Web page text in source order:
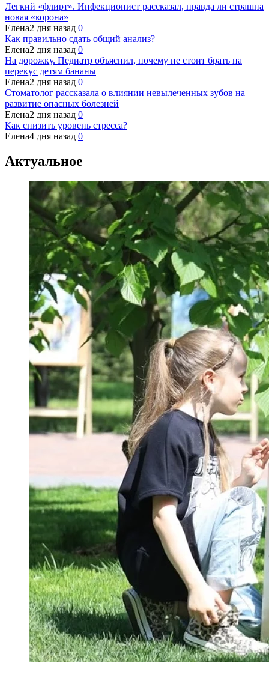
Легкий «флирт». Инфекционист рассказал, правда ли страшна
новая «корона»
Елена2 дня назад 0
Как правильно сдать общий анализ?
Елена2 дня назад 0
На дорожку. Педиатр объяснил, почему не стоит брать на
перекус детям бананы
Елена2 дня назад 0
Стоматолог рассказала о влиянии невылеченных зубов на
развитие опасных болезней
Елена2 дня назад 0
Как снизить уровень стресса?
Елена4 дня назад 0
Актуальное